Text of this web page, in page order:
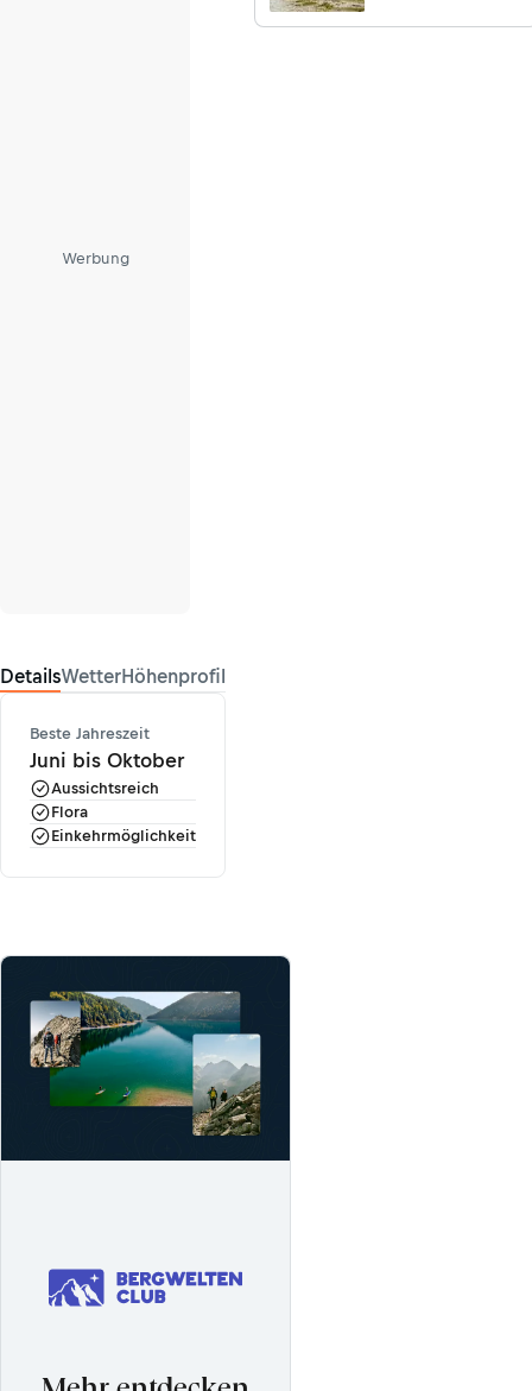
Werbung
DetailsWetterHöhenprofil
Beste Jahreszeit
Juni bis Oktober
Aussichtsreich
Flora
Einkehrmöglichkeit